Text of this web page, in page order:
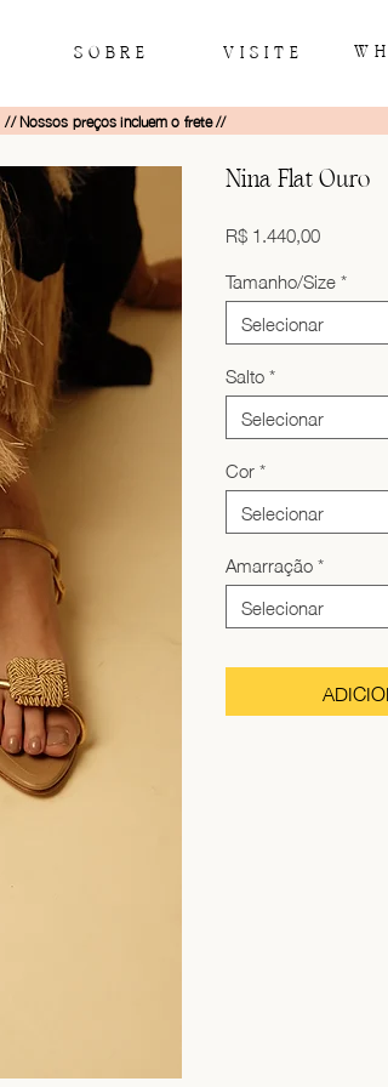
SOBRE VISITE
// Nossos preços incluem o frete //
Nina Flat Ouro
R$ 1.440,00Preço
Tamanho/Size*
Selecionar
Salto*
Selecionar
Cor*
Selecionar
Amarração*
Selecionar